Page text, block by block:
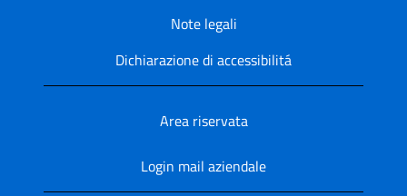
Note legali
Dichiarazione di accessibilitá
Area riservata
Login mail aziendale